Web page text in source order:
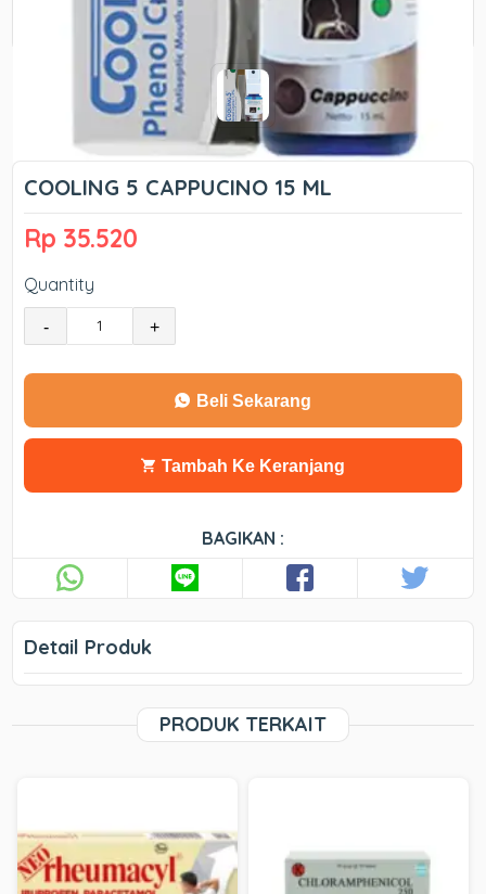
COOLING 5 CAPPUCINO 15 ML
Rp 35.520
Quantity
- +
Beli Sekarang
Tambah Ke Keranjang
BAGIKAN :
Detail Produk
PRODUK TERKAIT